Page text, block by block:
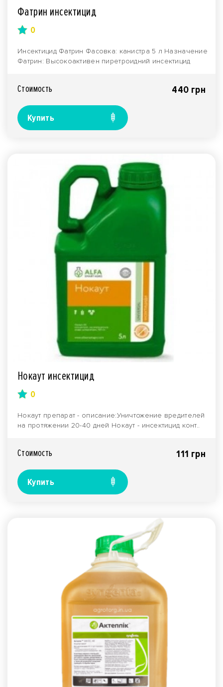
Фатрин инсектицид
0
Инсектицид Фатрин Фасовка: канистра 5 л Назначение
Фатрин: Высокоактивен пиретроидний инсектицид
Стоимость 440 грн
Купить
Нокаут инсектицид
0
Нокаут препарат - описание:Уничтожение вредителей
на протяжении 20-40 дней Нокаут - инсектицид конт..
Стоимость 111 грн
Купить